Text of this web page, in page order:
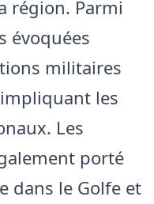
région. Parmi
évoquées
militaires
les
Les
porté
dans le Golfe et